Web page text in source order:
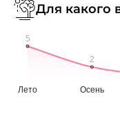
Для какого